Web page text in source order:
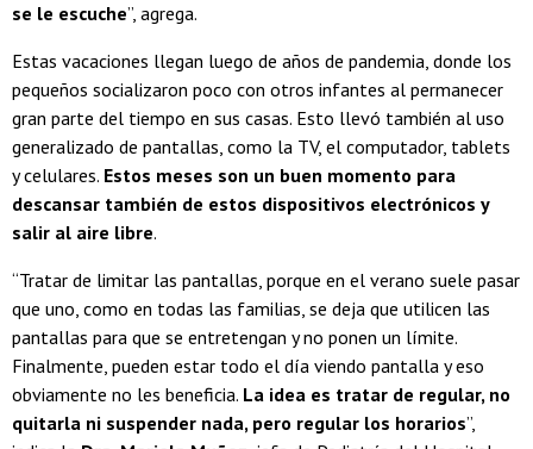
se le escuche”, agrega.
Estas vacaciones llegan luego de años de pandemia, donde los
pequeños socializaron poco con otros infantes al permanecer
gran parte del tiempo en sus casas. Esto llevó también al uso
generalizado de pantallas, como la TV, el computador, tablets
y celulares. Estos meses son un buen momento para
descansar también de estos dispositivos electrónicos y
salir al aire libre.
“Tratar de limitar las pantallas, porque en el verano suele pasar
que uno, como en todas las familias, se deja que utilicen las
pantallas para que se entretengan y no ponen un límite.
Finalmente, pueden estar todo el día viendo pantalla y eso
obviamente no les beneficia. La idea es tratar de regular, no
quitarla ni suspender nada, pero regular los horarios”,